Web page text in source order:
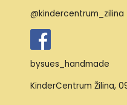
@kindercentrum_zilina
bysues_handmade
KinderCentrum Žilina,